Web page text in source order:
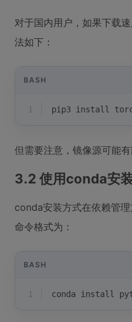
对于国内用户，如果下载
法如下：
BASH
1 pip3 install
但需要注意，镜像源可能
3.2 使用conda安
conda安装方式在依赖管
命令格式为：
BASH
1 conda install